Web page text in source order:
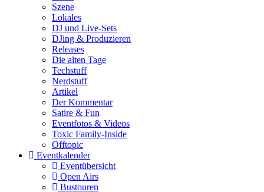
Szene
Lokales
DJ und Live-Sets
DJing & Produzieren
Releases
Die alten Tage
Techstuff
Nerdstuff
Artikel
Der Kommentar
Satire & Fun
Eventfotos & Videos
Toxic Family-Inside
Offtopic
Eventkalender
Eventübersicht
Open Airs
Bustouren